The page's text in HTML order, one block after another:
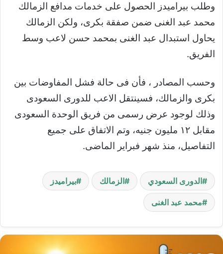
وطلب بيراميدز الحصول على خدمات مدافع الزمالك
محمد عبد الغنى ضمن صفقة بكرى، ولكن الزمالك
يحاول استبدال عبد الغنى بمحمد حسن لاعب وسط
الفريق.
وحسب المصادر ، فأن فى حالة فشل المفاوضات بين
بكرى والزمالك، فسينتقل الاعب للدورى السعودى
وذلك لوجود عرض رسمى من فريق الوحدة السعودى
مقابل ١٢ مليون جنيه، وتم الاتفاق على جميع
التفاصيل، منذ شهر فبراير الماضى.
الدورى السعودي الزمالك بيراميدز
محمد عبد الغنى